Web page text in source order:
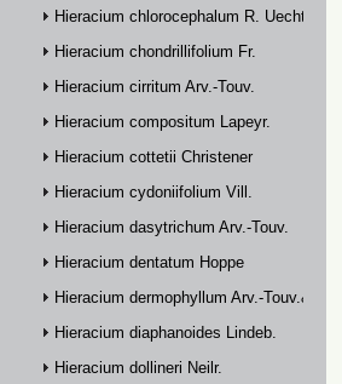
Hieracium chlorocephalum R. Uechtr.
Hieracium chondrillifolium Fr.
Hieracium cirritum Arv.-Touv.
Hieracium compositum Lapeyr.
Hieracium cottetii Christener
Hieracium cydoniifolium Vill.
Hieracium dasytrichum Arv.-Touv.
Hieracium dentatum Hoppe
Hieracium dermophyllum Arv.-Touv.& Briq.
Hieracium diaphanoides Lindeb.
Hieracium dollineri Neilr.